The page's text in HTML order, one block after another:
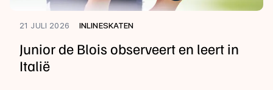
21 JULI 2026 INLINESKATEN
Junior de Blois observeert en leert in
Italië